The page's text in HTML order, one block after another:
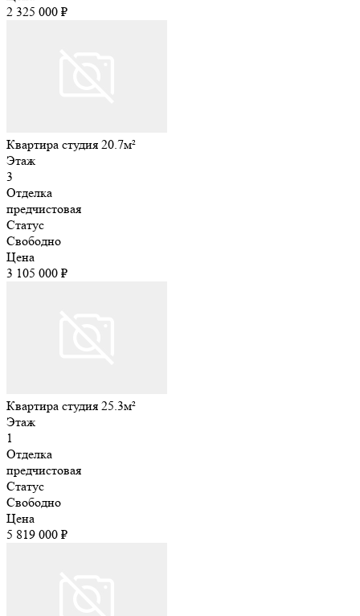
2 325 000 ₽
Квартира студия 20.7м²
Этаж
3
Отделка
предчистовая
Статус
Свободно
Цена
3 105 000 ₽
Квартира студия 25.3м²
Этаж
1
Отделка
предчистовая
Статус
Свободно
Цена
5 819 000 ₽